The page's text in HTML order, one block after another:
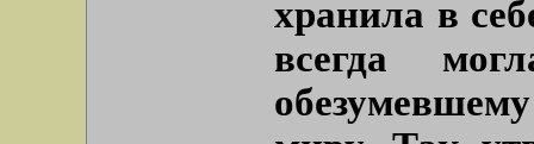
хранила в
всегда